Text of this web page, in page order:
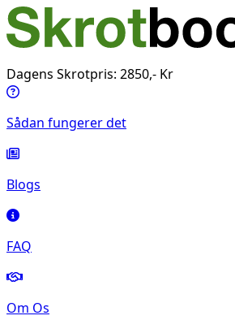
Dagens Skrotpris: 2850,- Kr
Sådan fungerer det
Blogs
FAQ
Om Os